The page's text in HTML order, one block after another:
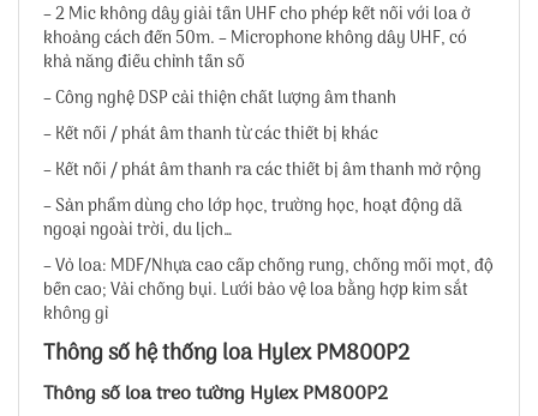
– 2 Mic không dây giải tần UHF cho phép kết nối với loa ở
khoảng cách đến 50m. – Microphone không dây UHF, có
khả năng điều chỉnh tần số
– Công nghệ DSP cải thiện chất lượng âm thanh
– Kết nối / phát âm thanh từ các thiết bị khác
– Kết nối / phát âm thanh ra các thiết bị âm thanh mở rộng
– Sản phẩm dùng cho lớp học, trường học, hoạt động dã
ngoại ngoài trời, du lịch…
– Vỏ loa: MDF/Nhựa cao cấp chống rung, chống mối mọt, độ
bền cao; Vải chống bụi. Lưới bảo vệ loa bằng hợp kim sắt
không gỉ
Thông số hệ thống loa Hylex PM800P2
Thông số loa treo tường Hylex PM800P2